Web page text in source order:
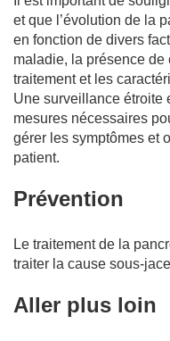
et que l’évolution de la
en fonction de divers
maladie, la présence
traitement et les
Une surveillance étroite
mesures nécessaires
gérer les symptômes et
patient.
Prévention
Le traitement de la
traiter la cause sous-
Aller plus loin